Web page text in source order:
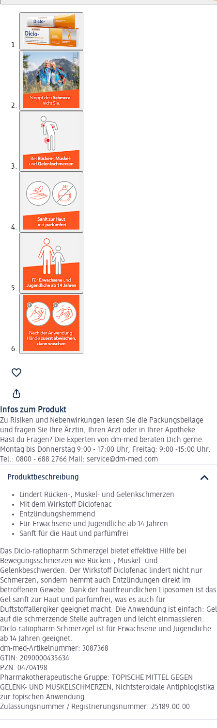
Infos zum Produkt
Zu Risiken und Nebenwirkungen lesen Sie die Packungsbeilage
und fragen Sie Ihre Ärztin, Ihren Arzt oder in Ihrer Apotheke.
Hast du Fragen? Die Experten von dm-med beraten Dich gerne.
Montag bis Donnerstag 9:00 - 17:00 Uhr, Freitag: 9:00 -15:00 Uhr.
Tel.: 0800 - 688 2766 Mail: service@dm-med.com
Produktbeschreibung
Lindert Rücken-, Muskel- und Gelenkschmerzen
Mit dem Wirkstoff Diclofenac
Entzündungshemmend
Für Erwachsene und Jugendliche ab 14 Jahren
Sanft für die Haut und parfümfrei
Das Diclo-ratiopharm Schmerzgel bietet effektive Hilfe bei
Bewegungsschmerzen wie Rücken-, Muskel- und
Gelenkbeschwerden. Der Wirkstoff Diclofenac lindert nicht nur
Schmerzen, sondern hemmt auch Entzündungen direkt im
betroffenen Gewebe. Dank der hautfreundlichen Liposomen ist das
Gel sanft zur Haut und parfümfrei, was es auch für
Duftstoffallergiker geeignet macht. Die Anwendung ist einfach: Gel
auf die schmerzende Stelle auftragen und leicht einmassieren.
Diclo-ratiopharm Schmerzgel ist für Erwachsene und Jugendliche
ab 14 Jahren geeignet.
dm-med-Artikelnummer: 3087368
GTIN: 2090000435634
PZN: 04704198
Pharmakotherapeutische Gruppe: TOPISCHE MITTEL GEGEN
GELENK- UND MUSKELSCHMERZEN, Nichtsteroidale Antiphlogistika
zur topischen Anwendung
Zulassungsnummer / Registrierungsnummer: 25189.00.00